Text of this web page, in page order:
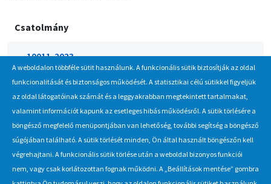
Csatolmány
10011-2023-
Hírlevél
Iratkozzon fel Beszerzés Hírlevél szolgáltatásunkra, hogy értesüljön
a MÁV-csoport által indított új beszerzési eljárásokról, anyag,
A weboldalon többféle sütit használunk. A funkcionális sütik biztosítják az oldal
funkcionalitását és biztonságos működését. A statisztikai célú sütikkel figyeljük
az oldal látogatóinak számát és a leggyakrabban megtekintett tartalmakat,
valamint információt kapunk az esetleges hibás működésről. A sütik törlésére a
böngésző megfelelő menüpontjában van lehetőség, további segítség a böngésző
súgójában található. A sütik törlését minden, Ön által használt böngészőn kell
végrehajtani. A funkcionális sütik törlése után a weboldal bizonyos funkciói
nem, vagy csak korlátozottan fognak működni. A „Beállítások mentése” gombra